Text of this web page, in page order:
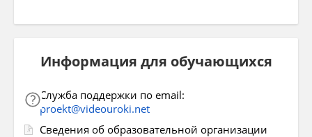
Информация для обучающихся
Служба поддержки по email:
proekt@videouroki.net
Сведения об образовательной организации